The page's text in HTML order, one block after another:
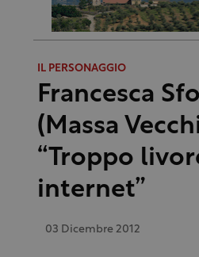
IL PERSONAGGIO
Francesca
(Massa
“Troppo
internet”
03 Dicembre 2012